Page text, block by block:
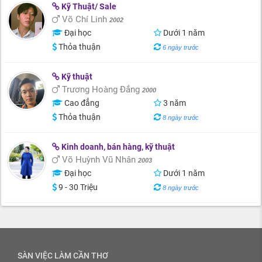
Kỹ Thuật/ Sale
Võ Chí Linh 2002
Đại học
Dưới 1 năm
Thỏa thuận
6 ngày trước
Kỹ thuật
Trương Hoàng Đẳng 2000
Cao đẳng
3 năm
Thỏa thuận
8 ngày trước
Kinh doanh, bán hàng, kỹ thuật
Võ Huỳnh Vũ Nhân 2003
Đại học
Dưới 1 năm
9 - 30 Triệu
8 ngày trước
SÀN VIỆC LÀM CẦN THƠ